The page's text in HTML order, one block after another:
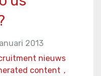
2013
nieuws
content ,